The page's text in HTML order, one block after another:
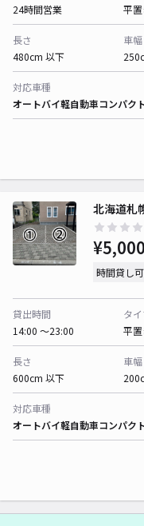
24時間営業
平置
長さ
480cm 以下
車幅
対応車種
オートバイ軽自動車コンパク
北海道札
時間貸し可
貸出時間
14:00 〜23:00
タ
平置
長さ
600cm 以下
車幅
対応車種
オートバイ軽自動車コンパク